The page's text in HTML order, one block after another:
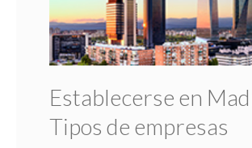
Establecerse en
Tipos de empresas